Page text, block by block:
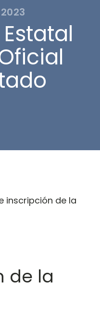
inscripción de la
de la